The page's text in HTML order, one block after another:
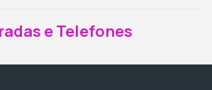
e Telefones